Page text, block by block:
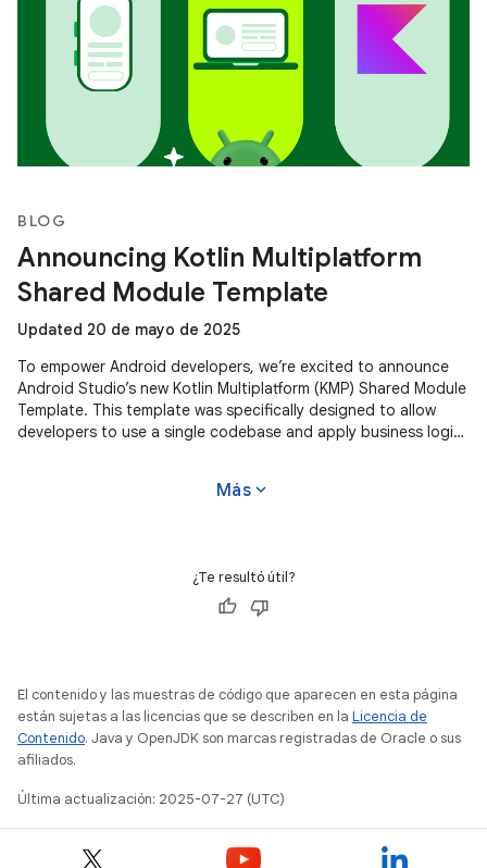
BLOG
Announcing Kotlin Multiplatform
Shared Module Template
Updated 20 de mayo de 2025
To empower Android developers, we’re excited to announce
Android Studio’s new Kotlin Multiplatform (KMP) Shared Module
Template. This template was specifically designed to allow
developers to use a single codebase and apply business logic
Más expand_more
¿Te resultó útil?
El contenido y las muestras de código que aparecen en esta página
están sujetas a las licencias que se describen en la Licencia de
Contenido. Java y OpenJDK son marcas registradas de Oracle o sus
afiliados.
Última actualización: 2025-07-27 (UTC)